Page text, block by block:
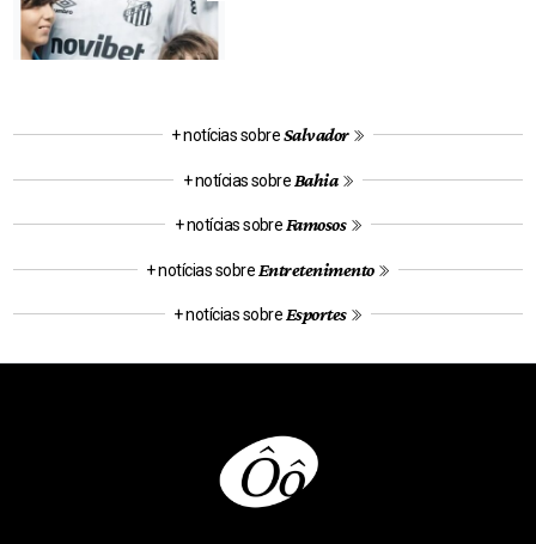
+ notícias sobreSalvador
+ notícias sobre Bahia
+ notícias sobre Famosos
+ notícias sobre Entretenimento
+ notícias sobre Esportes